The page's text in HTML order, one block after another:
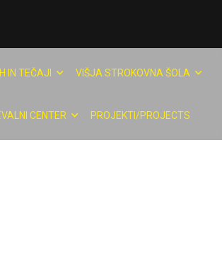
IN TEČAJI VIŠJA STROKOVNA ŠOLA
CENTER PROJEKTI/PROJECTS